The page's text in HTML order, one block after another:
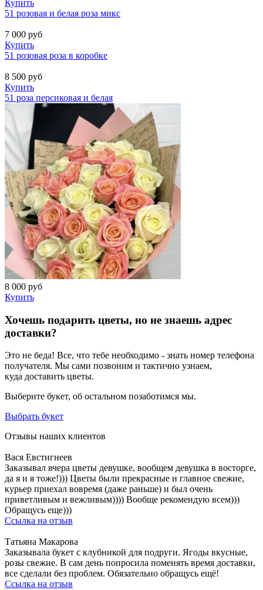
Купить
51 розовая и белая роза микс
7 000 руб
Купить
51 розовая роза в коробке
8 500 руб
Купить
51 роза персиковая и белая
8 000 руб
Купить
Хочешь подарить цветы, но не знаешь адрес
доставки?
Это не беда! Все, что тебе необходимо - знать номер телефона
получателя. Мы сами позвоним и тактично узнаем,
куда доставить цветы.
Выберите букет, об остальном позаботимся мы.
Выбрать букет
Отзывы наших клиентов
Вася Евстигнеев
Заказывал вчера цветы девушке, вообщем девушка в восторге,
да я и я тоже!))) Цветы были прекрасные и главное свежие,
курьер приехал вовремя (даже раньше) и был очень
приветливым и вежливым)))) Вообще рекомендую всем)))
Обращусь еще)))
Ссылка на отзыв
Татьяна Макарова
Заказывала букет с клубникой для подруги. Ягоды вкусные,
розы свежие. В сам день попросила поменять время доставки,
все сделали без проблем. Обязательно обращусь ещё!
Ссылка на отзыв